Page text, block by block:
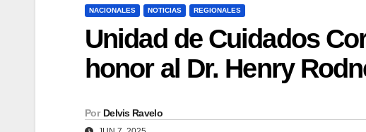
NACIONALES NOTICIAS REGIONALES
Unidad de Cuidados
honor al Dr. Henry
Por Delvis Ravelo